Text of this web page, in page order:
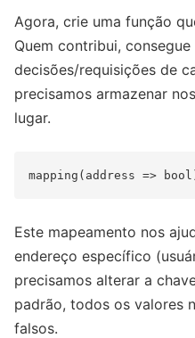
Agora, crie uma função
Quem contribui,
decisões/requisições de
precisamos armazenar
lugar.
Este mapeamento nos
endereço específico
precisamos alterar a
padrão, todos os valores
falsos.